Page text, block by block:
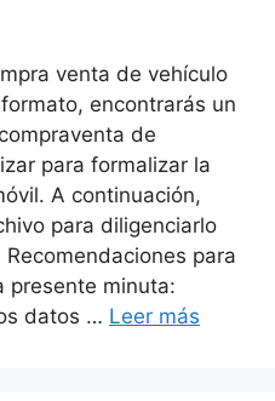
venta de vehículo
encontrarás un
de
para formalizar la
A continuación,
para diligenciarlo
para
presente minuta:
datos … Leer más